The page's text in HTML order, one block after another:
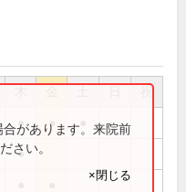
祝
● ●
●
があります。来院前
さい。
×閉じる